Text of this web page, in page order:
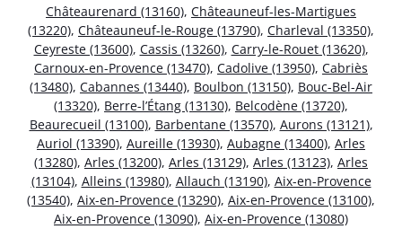
Châteaurenard (13160), Châteauneuf-les-Martigues
(13220), Châteauneuf-le-Rouge (13790), Charleval (13350),
Ceyreste (13600), Cassis (13260), Carry-le-Rouet (13620),
Carnoux-en-Provence (13470), Cadolive (13950), Cabriès
(13480), Cabannes (13440), Boulbon (13150), Bouc-Bel-Air
(13320), Berre-l’Étang (13130), Belcodène (13720),
Beaurecueil (13100), Barbentane (13570), Aurons (13121),
Auriol (13390), Aureille (13930), Aubagne (13400), Arles
(13280), Arles (13200), Arles (13129), Arles (13123), Arles
(13104), Alleins (13980), Allauch (13190), Aix-en-Provence
(13540), Aix-en-Provence (13290), Aix-en-Provence (13100),
Aix-en-Provence (13090), Aix-en-Provence (13080)